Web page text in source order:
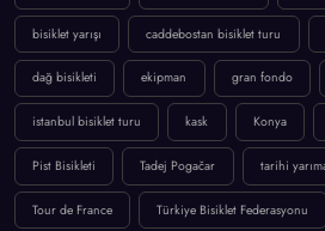
bisiklet yarışı caddebostan bisiklet turu
dağ bisikleti ekipman gran fondo
istanbul bisiklet turu kask Konya
Pist Bisikleti Tadej Pogačar tarihi
Tour de France Türkiye Bisiklet Federasyonu